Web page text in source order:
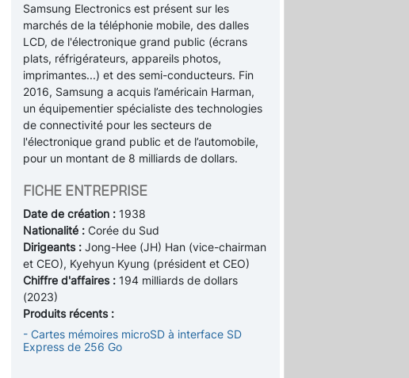
Samsung Electronics est présent sur les
marchés de la téléphonie mobile, des dalles
LCD, de l'électronique grand public (écrans
plats, réfrigérateurs, appareils photos,
imprimantes...) et des semi-conducteurs. Fin
2016, Samsung a acquis l’américain Harman,
un équipementier spécialiste des technologies
de connectivité pour les secteurs de
l'électronique grand public et de l’automobile,
pour un montant de 8 milliards de dollars.
FICHE ENTREPRISE
Date de création : 1938
Nationalité : Corée du Sud
Dirigeants : Jong-Hee (JH) Han (vice-chairman
et CEO), Kyehyun Kyung (président et CEO)
Chiffre d'affaires : 194 milliards de dollars
(2023)
Produits récents :
- Cartes mémoires microSD à interface SD
Express de 256 Go